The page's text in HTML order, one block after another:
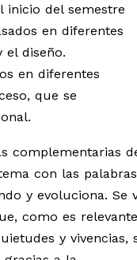
inicio del semestre
en diferentes
el diseño.
en diferentes
que se
complementarias
con las
y evoluciona. Se
como es relevante
y vivencias,